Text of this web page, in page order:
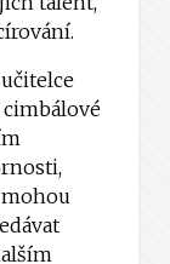
cimbálové